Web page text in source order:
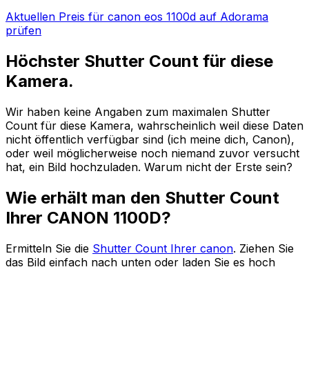
Aktuellen Preis für canon eos 1100d auf Adorama
prüfen
Höchster Shutter Count für diese
Kamera.
Wir haben keine Angaben zum maximalen Shutter
Count für diese Kamera, wahrscheinlich weil diese Daten
nicht öffentlich verfügbar sind (ich meine dich, Canon),
oder weil möglicherweise noch niemand zuvor versucht
hat, ein Bild hochzuladen. Warum nicht der Erste sein?
Wie erhält man den Shutter Count
Ihrer CANON 1100D?
Ermitteln Sie die Shutter Count Ihrer canon. Ziehen Sie
das Bild einfach nach unten oder laden Sie es hoch